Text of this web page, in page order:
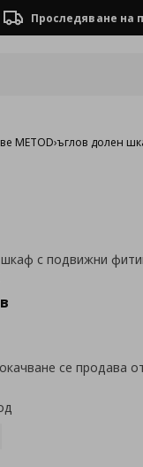
Проследяване на
METOD›ъглов долен
с подвижни
283,25 €
се продава